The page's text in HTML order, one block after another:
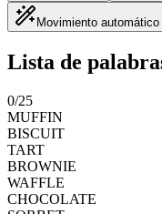
Movimiento automático
Lista de
0/25
MUFFIN
BISCUIT
TART
BROWNIE
WAFFLE
CHOCOLATE